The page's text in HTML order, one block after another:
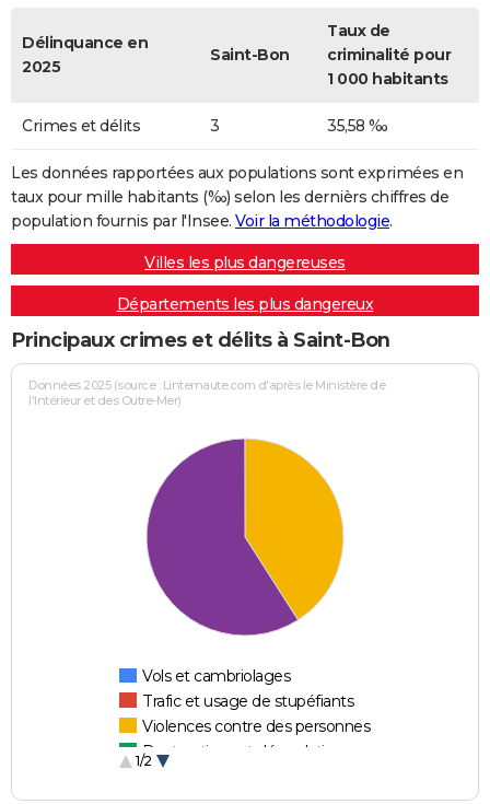
Délinquance en
2025
Saint-Bon
Taux de
criminalité pour
1 000 habitants
Crimes et délits 3 35,58 ‰
Les données rapportées aux populations sont exprimées en
taux pour mille habitants (‰) selon les dernièrs chiffres de
population fournis par l'Insee. Voir la méthodologie.
Villes les plus dangereuses
Départements les plus dangereux
Principaux crimes et délits à Saint-Bon
Données 2025 (source : Linternaute.com d'après le Ministère de
l'Intérieur et des Outre-Mer)
Vols et cambriolages
Trafic et usage de stupéfiants
Violences contre des personnes
Destructions et dégradations
1/2